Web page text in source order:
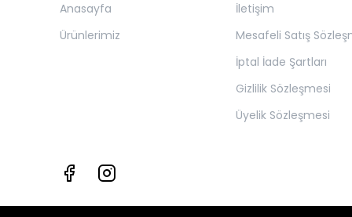
Anasayfa
Ürünlerimiz
İletişim
Mesafeli Satış
İptal İade Şartları
Gizlilik Sözleşmesi
Üyelik Sözleşmesi